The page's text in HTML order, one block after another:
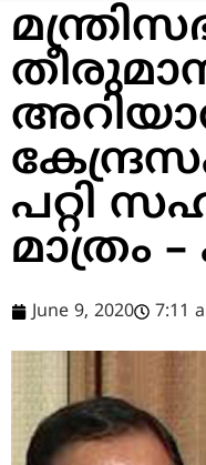
പറ്റി
മാത്രം
June 9, 2020 7:11